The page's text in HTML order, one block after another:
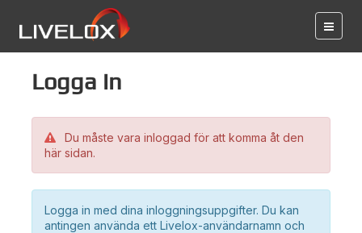
Logga in
Du måste vara inloggad för att komma åt den
här sidan.
Logga in med dina inloggningsuppgifter. Du kan
antingen använda ett Livelox-användarnamn och